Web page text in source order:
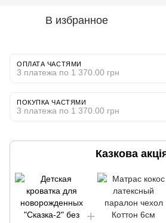
В избранное
ОПЛАТА ЧАСТЯМИ
3 платежа по 1 370.00 грн
ПОКУПКА ЧАСТЯМИ
3 платежа по 1 370.00 грн
Казкова